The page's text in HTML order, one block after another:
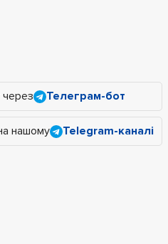
через Телеграм-бот
нашому Telegram-каналі